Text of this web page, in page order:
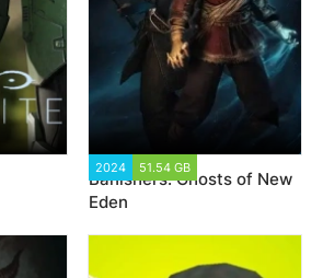
2024 51.54 GB
Banishers: Ghosts of New
Eden